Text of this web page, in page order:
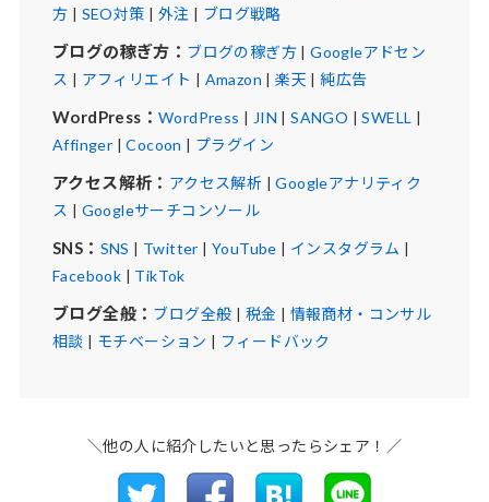
方 | SEO対策 | 外注 | ブログ戦略
ブログの稼ぎ方： ブログの稼ぎ方|Googleアドセン
ス | アフィリエイト | Amazon |楽天 |純広告
WordPress： WordPress | JIN |SANGO |SWELL |
Affinger |Cocoon | プラグイン
アクセス解析： アクセス解析 |Googleアナリティク
ス | Googleサーチコンソール
SNS： SNS | Twitter | YouTube | インスタグラム |
Facebook | TikTok
ブログ全般： ブログ全般 | 税金 | 情報商材・コンサル
相談 | モチベーション | フィードバック
＼他の人に紹介したいと思ったらシェア！／